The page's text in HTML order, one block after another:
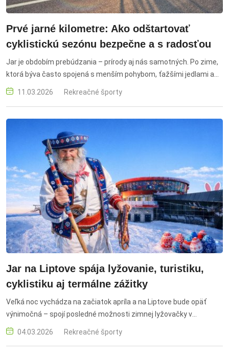
Prvé jarné kilometre: Ako odštartovať
cyklistickú sezónu bezpečne a s radosťou
Jar je obdobím prebúdzania – prírody aj nás samotných. Po zime,
ktorá býva často spojená s menším pohybom, ťažšími jedlami a
kratšími dňami, prichádza ideálny čas opäť rozhýbať telo.
Bicyklovanie patrí medzi najprirodzenejšie a zároveň
objavovanie nových miest. jarné bicyklovanie, cyklistika na jar,
cyklotrasy Slovensko, zdravý pohyb, šport na čerstvom vzduchu,
aktívny životný štýl, rodinné výlety na bicykli, návrat k pohybu po
11.03.2026 Rekreačné športy
Jar na Liptove spája lyžovanie, turistiku,
cyklistiku aj termálne zážitky
Veľká noc vychádza na začiatok apríla a na Liptove bude opäť
výnimočná – spojí posledné možnosti zimnej lyžovačky v
najvyšších polohách Nízkych Tatier aj s prvými jarnými aktivitami v
podhorí - mestách a obciach. Jar na Liptove, lyžovanie, turistika,
04.03.2026 Rekreačné športy